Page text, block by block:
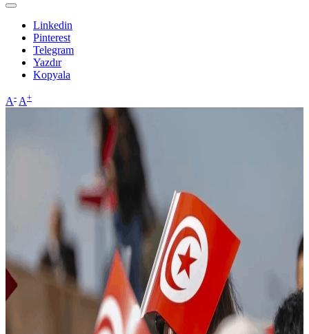
Linkedin
Pinterest
Telegram
Yazdır
Kopyala
A- A+